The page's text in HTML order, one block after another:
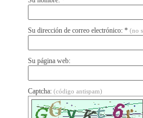
Su dirección de correo electrónico: * (no
Su página web:
Captcha: (código antispam)